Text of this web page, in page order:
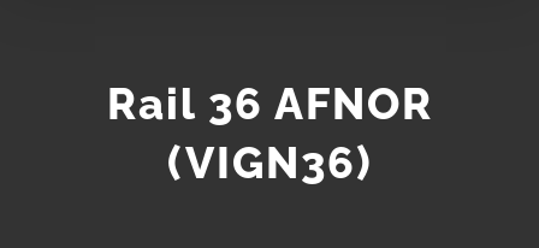
Rail 36 AFNOR
(VIGN36)